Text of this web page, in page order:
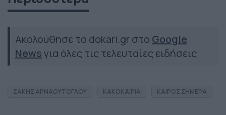
Ακολούθησε το dokari.gr στο Google
Newsγια όλες τις τελευταίες ειδήσεις
ΣΑΚΗΣ ΑΡΝΑΟΥΤΟΓΛΟΥ ΚΑΚΟΚΑΙΡΙΑ ΚΑΙΡΟΣ ΣΗΜΕΡΑ